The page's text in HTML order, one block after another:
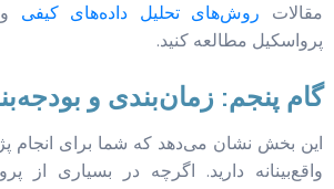
مقالات روش‌های تحلیل داده‌های کیفی
پرواسکیل مطالعه کنید.
گام پنجم: زمان‌بندی و
این بخش نشان می‌دهد که شما برای انجام
واقع‌بینانه دارید. اگرچه در بسیاری از